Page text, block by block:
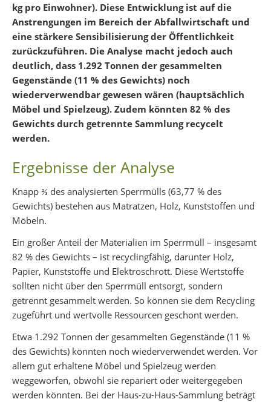
kg pro Einwohner). Diese Entwicklung ist auf die
Anstrengungen im Bereich der Abfallwirtschaft und
eine stärkere Sensibilisierung der Öffentlichkeit
zurückzuführen. Die Analyse macht jedoch auch
deutlich, dass 1.292 Tonnen der gesammelten
Gegenstände (11 % des Gewichts) noch
wiederverwendbar gewesen wären (hauptsächlich
Möbel und Spielzeug). Zudem könnten 82 % des
Gewichts durch getrennte Sammlung recycelt
werden.
Ergebnisse der Analyse
Knapp ⅔ des analysierten Sperrmülls (63,77 % des
Gewichts) bestehen aus Matratzen, Holz, Kunststoffen und
Möbeln.
Ein großer Anteil der Materialien im Sperrmüll – insgesamt
82 % des Gewichts – ist recyclingfähig, darunter Holz,
Papier, Kunststoffe und Elektroschrott. Diese Wertstoffe
sollten nicht über den Sperrmüll entsorgt, sondern
getrennt gesammelt werden. So können sie dem Recycling
zugeführt und wertvolle Ressourcen geschont werden.
Etwa 1.292 Tonnen der gesammelten Gegenstände (11 %
des Gewichts) könnten noch wiederverwendet werden. Vor
allem gut erhaltene Möbel und Spielzeug werden
weggeworfen, obwohl sie repariert oder weitergegeben
werden könnten. Bei der Haus-zu-Haus-Sammlung beträgt